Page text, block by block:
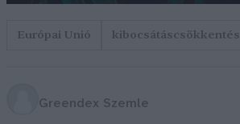
Európai Unió kibocsátáscsökkentés
Greendex Szemle